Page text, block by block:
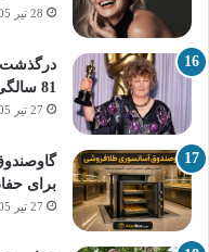
28 تیر 1405
درگذشت
81 سالگی
27 تیر 1405
برای
27 تیر 1405